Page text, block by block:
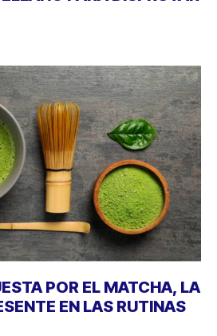
POR EL MATCHA, LA
EN LAS RUTINAS